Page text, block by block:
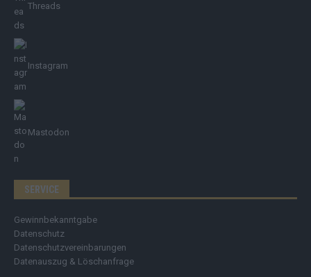
Threads
Instagram
Mastodon
SERVICE
Gewinnbekanntgabe
Datenschutz
Datenschutzvereinbarungen
Datenauszug & Löschanfrage